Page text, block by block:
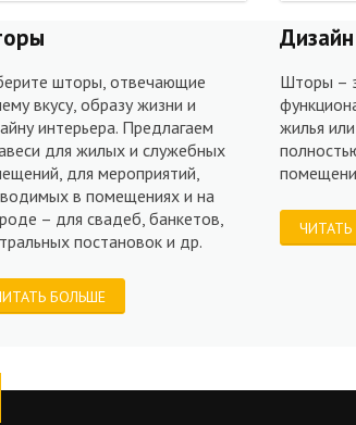
шторы, отвечающие
вкусу, образу жизни и
интерьера. Предлагаем
для жилых и служебных
для мероприятий,
в помещениях и на
– для свадеб, банкетов,
постановок и др.
БОЛЬШЕ
Шторы –
жилья